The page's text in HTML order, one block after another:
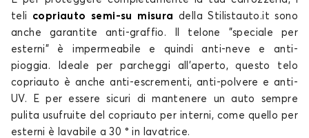
Telo copriauto per HONDA HONDA-E
teli copriauto semi-su misura della Stilistauto.it sono
anche garantite anti-graffio. Il telone
"speciale per
esterni" è impermeabile e quindi anti-neve e anti-
pioggia. Ideale per parcheggi all'aperto, questo telo
copriauto è anche anti-escrementi, anti-polvere e anti-
UV. E per essere sicuri di mantenere un auto sempre
pulita usufruite del copriauto per interni, come quello per
esterni è lavabile a 30 ° in lavatrice.